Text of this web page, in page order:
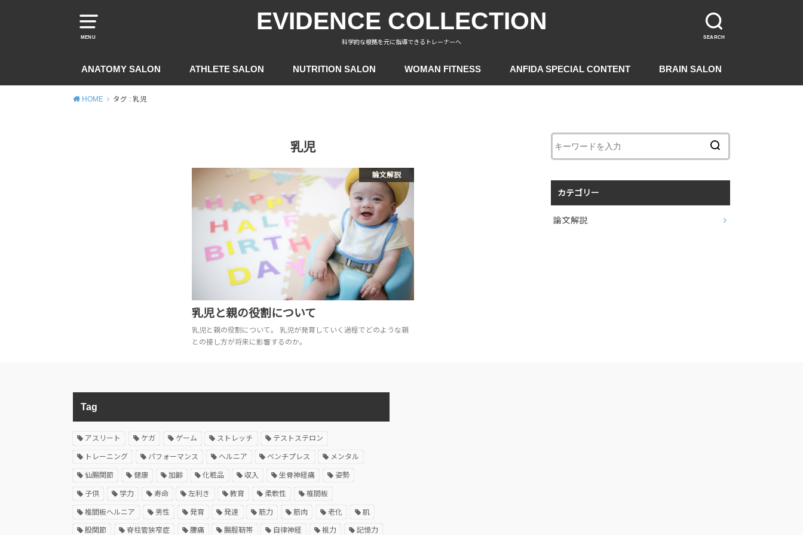
MENU SEARCH
EVIDENCE COLLECTION
科学的な根拠を元に指導できるトレーナーへ
ANATOMY SALON ATHLETE SALON NUTRITION SALON WOMAN FITNESS ANFIDA SPECIAL CONTENT BRAIN SALON
HOME タグ : 乳児
乳児
論文解説
乳児と親の役割について
乳児と親の役割について。 乳児が発育していく過程でどのような親
との接し方が将来に影響するのか。
カテゴリー
論文解説
Tag
アスリート ケガ ゲーム ストレッチ テストステロン
トレーニング パフォーマンス ヘルニア ベンチプレス メンタル
仙腸関節 健康 加齢 化粧品 収入 坐骨神経痛 姿勢
子供 学力 寿命 左利き 教育 柔軟性 椎間板
椎間板ヘルニア 男性 発育 発達 筋力 筋肉 老化 肌
股関節 脊柱管狭窄症 腰痛 腸脛靭帯 自律神経 視力 記憶力